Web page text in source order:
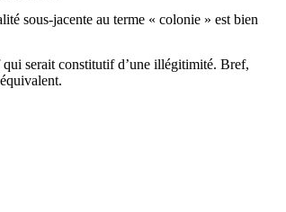
sous-jacente au terme « colonie » est bien
qui serait constitutif d’une illégitimité. Bref,